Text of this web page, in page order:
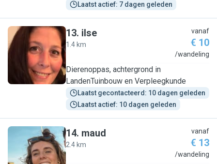
Laatst actief: 7 dagen geleden
I
13. ilse
1.4 km
vanaf
€ 10
/wandeling
Dierenoppas, achtergrond in
LandenTuinbouw en Verpleegkunde
Laatst gecontacteerd: 10 dagen geleden
Laatst actief: 10 dagen geleden
M
14. maud
2.4 km
vanaf
€ 13
/wandeling